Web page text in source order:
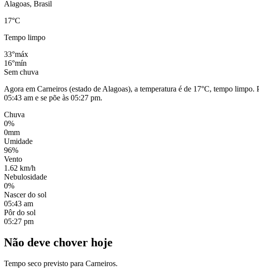
Alagoas, Brasil
17°C
Tempo limpo
33°máx
16°mín
Sem chuva
Agora em Carneiros (estado de Alagoas), a temperatura é de 17°C, tempo
05:43 am e se põe às 05:27 pm.
Chuva
0%
0mm
Umidade
96%
Vento
1.62 km/h
Nebulosidade
0%
Nascer do sol
05:43 am
Pôr do sol
05:27 pm
Não deve chover hoje
Tempo seco previsto para Carneiros.